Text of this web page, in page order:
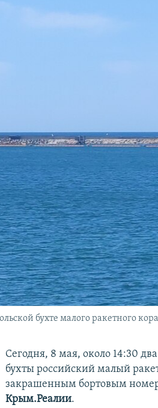
бухте малого ракетного
Сегодня, 8 мая, около 14:30
бухты российский малый
закрашенным бортовым
Крым.Реалии.